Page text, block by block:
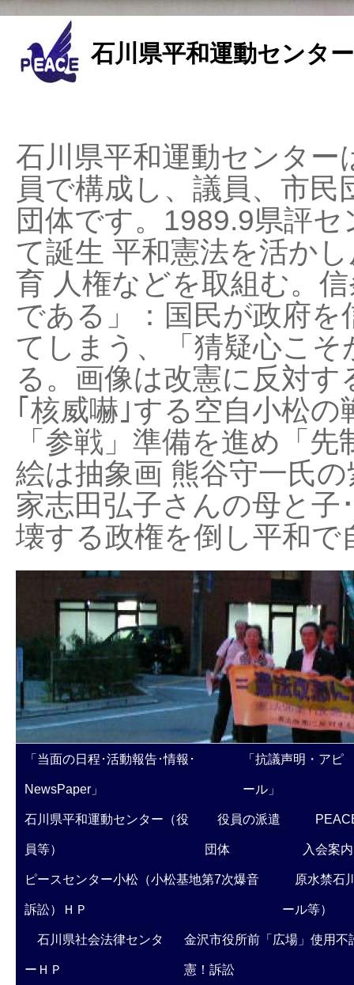
石川県平和運動センタ
石川県平和運動センタ
員で構成し、議員、市
団体です。1989.9県評
て誕生 平和憲法を活か
育 人権などを取組む。
である」：国民が政府
てしまう、「猜疑心こ
る。画像は改憲に反対
｢核威嚇｣する空自小松
「参戦」準備を進め「
絵は抽象画 熊谷守一氏
家志田弘子さんの母と子
壊する政権を倒し平和
「当面の日程･活動報告･情報･
NewsPaper」
「抗議声明・アピ
ール」
石川県平和運動センター（役
員等）
役員の派遣
団体 入会案内
ピースセンター小松（小松基地第7次爆音
訴訟）ＨＰ
原水禁石
ール等）
石川県社会法律センタ
ーＨＰ
金沢市役所前「広場」使用不
憲！訴訟